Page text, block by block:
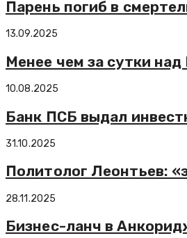
Парень погиб в
13.09.2025
Менее чем за сутки
10.08.2025
Банк ПСБ выдал
31.10.2025
Политолог Леонтьев:
28.11.2025
Бизнес-ланч в